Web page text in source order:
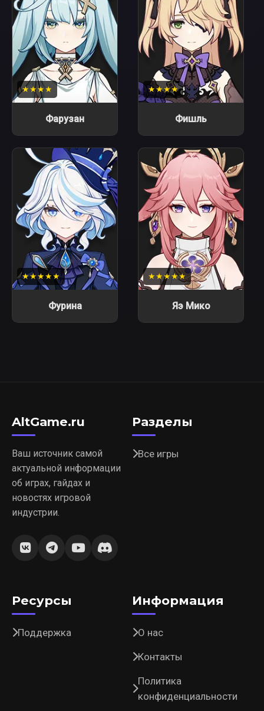
★★★★
Фарузан
★★★★
Фишль
★★★★★
Фурина
★★★★★
Яэ Мико
AltGame.ru
Ваш источник самой
актуальной информации
об играх, гайдах и
новостях игровой
индустрии.
Разделы
Все игры
Ресурсы
Поддержка
Информация
О нас
Контакты
Политика
конфиденциальности